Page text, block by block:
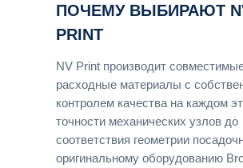
ПОЧЕМУ ВЫБИРАЮТ
PRINT
NV Print производит
расходные материалы с
контролем качества на каждом
точности механических узлов до
соответствия геометрии
оригинальному оборудованию